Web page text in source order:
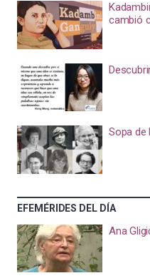
cambió
Sopa
EFEMÉRIDES DEL DÍA
Ana